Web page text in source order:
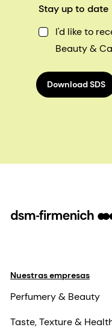
Stay up to date
I'd like to
Beauty &
Download SDS
Nuestras empresas
Perfumery & Beauty
Taste, Texture &